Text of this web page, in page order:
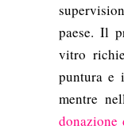
paese. Il
vitro
puntura e
mentre